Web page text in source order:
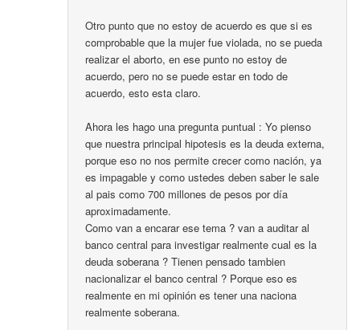
Otro punto que no estoy de acuerdo es que si es
comprobable que la mujer fue violada, no se pueda
realizar el aborto, en ese punto no estoy de
acuerdo, pero no se puede estar en todo de
acuerdo, esto esta claro.
Ahora les hago una pregunta puntual : Yo pienso
que nuestra principal hipotesis es la deuda externa,
porque eso no nos permite crecer como nación, ya
es impagable y como ustedes deben saber le sale
al pais como 700 millones de pesos por día
aproximadamente.
Como van a encarar ese tema ? van a auditar al
banco central para investigar realmente cual es la
deuda soberana ? Tienen pensado tambien
nacionalizar el banco central ? Porque eso es
realmente en mi opinión es tener una naciona
realmente soberana.